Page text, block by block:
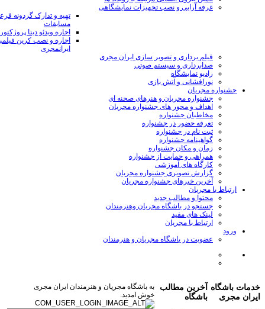
غرفه آرایی و نصب تجهیزات نمایشگاهی
تهیه و تدارک گردونه
مسابقات
اجاره ویدئو دیتا
اجاره و نصب کرین
ایرانمجری
فیلم برداری و تصویر سازی ایران مجری
صدابرداری و سیستم صوتی
رادیو نمایشگاه
نورافشانی و آتش بازی
جشنواره مجریان
جشنواره مجریان و هنرهای صحنه ای
اهداف و محور های جشنواره مجریان
مخاطبان جشنواره
تعرفه حضور در جشنواره
ثبت نام در جشنواره
گواهینامه جشنواره
زمان و مکان جشنواره
همراهی و حمایت از جشنواره
کارگاه های آموزشی
گزارش تصویری جشنواره مجریان
آخرین خبرهای جشنواره مجریان
ارتباط با مجریان
محتوا و مطالب جدید
جستجو در باشگاه مجریان وهنرمندان
لینک های مفید
ارتباط با مجریان
ورود
عضویت در باشگاه مجریان و هنرمندان
به باشگاه مجریان و هنرمندان ایران مجری
خوش امدید.
آخرین مطالب
باشگاه
خدمات باشگاه
ایران مجری